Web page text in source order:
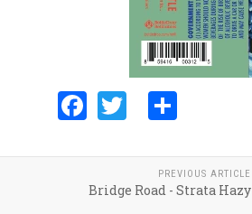
Facebook
Twitter
PREVIOUS ARTICLE
Bridge Road - Strata Hazy